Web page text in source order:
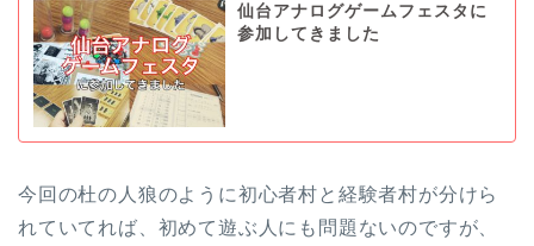
仙台アナログゲームフェスタに
参加してきました
今回の杜の人狼のように初心者村と経験者村が分けら
れていてれば、初めて遊ぶ人にも問題ないのですが、